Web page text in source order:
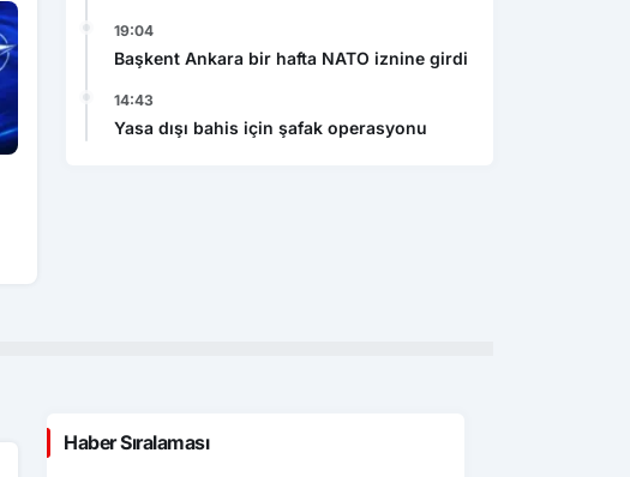
19:04
Başkent Ankara bir hafta NATO iznine girdi
14:43
Yasa dışı bahis için şafak operasyonu
Haber Sıralaması